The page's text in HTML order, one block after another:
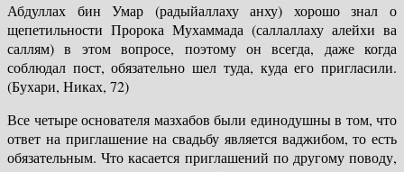
Абдуллах бин Умар (радыйаллаху анху) хорошо знал о
щепетильности Пророка Мухаммада (саллаллаху алейхи ва
саллям) в этом вопросе, поэтому он всегда, даже когда
соблюдал пост, обязательно шел туда, куда его пригласили.
(Бухари, Никах, 72)
Все четыре основателя мазхабов были единодушны в том, что
ответ на приглашение на свадьбу является ваджибом, то есть
обязательным. Что касается приглашений по другому поводу,